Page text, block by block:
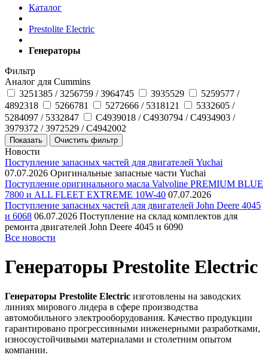
Каталог
Prestolite Electric
Генераторы
Фильтр
Аналог для Cummins
3251385 / 3256759 / 3964745
3935529
5259577 /
4892318
5266781 5272666 / 5318121
5332605 /
5284097 / 5332847
C4939018 / C4930794 / C4934903 /
3979372 / 3972529 / C4942002
Новости
Поступление запасных частей для двигателей Yuchai
07.07.2026 Оригинальные запасные части Yuchai
Поступление оригинального масла Valvoline PREMIUM BLUE
7800 и ALL FLEET EXTREME 10W-40 07.07.2026
Поступление запасных частей для двигателей John Deere 4045
и 6068 06.07.2026 Поступление на склад комплектов для
ремонта двигателей John Deere 4045 и 6090
Все новости
Генераторы Prestolite Electric
Генераторы Prestolite Electric изготовлены на заводских
линиях мирового лидера в сфере производства
автомобильного электрооборудования. Качество продукции
гарантировано прогрессивными инженерными разработками,
износоустойчивыми материалами и столетним опытом
компании.